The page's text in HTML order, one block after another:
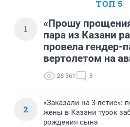
ТОП 5
1
«Прошу
пара из Казани
провела гендер-
вертолетом на
28 361 3
2
«Заказали на 3-летие»:
жены в Казани турок
рождения сына